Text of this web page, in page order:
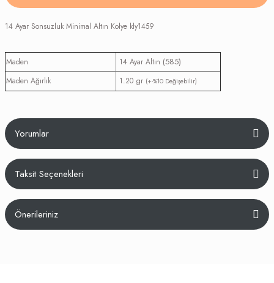
14 Ayar Sonsuzluk Minimal Altın Kolye kly1459
Maden 14 Ayar Altın (585)
Maden Ağırlık 1.20 gr (+-%10 Değişebilir)
Yorumlar
Bu ürüne ilk yorumu siz yapın!
Taksit Seçenekleri
Önerileriniz